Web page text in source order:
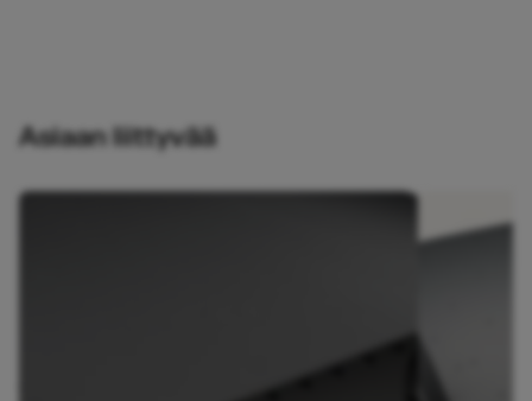
Asiaan liittyvää